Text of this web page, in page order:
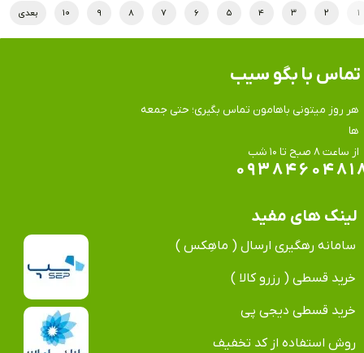
۱ ۲ ۳ ۴ ۵ ۶ ۷ ۸ ۹ ۱۰ بعدی
هر روز میتونی باهامون تماس بگیری؛ حتی جمعه
ها
​​​​​​​از ساعت ۸ صبح تا ۱۰ شب
تماس​​​​​​​ با بگو سیب
لینک های مفید
سامانه رهگیری ارسال ( ماهِکس )
خرید قسطی ( رزرو کالا )
خرید قسطی دیجی پی
روش استفاده از کد تخفیف